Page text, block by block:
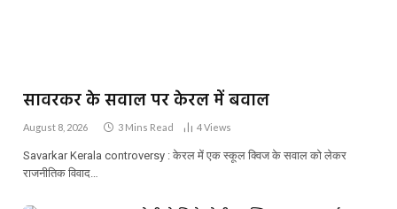
सावरकर के सवाल पर केरल में बवाल
August 8, 2026 3 Mins Read 4Views
Savarkar Kerala controversy : केरल में एक स्कूल क्विज के सवाल को लेकर
राजनीतिक विवाद…